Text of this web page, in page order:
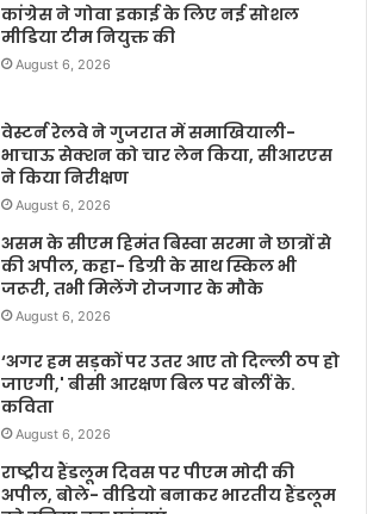
कांग्रेस ने गोवा इकाई के लिए नई सोशल
मीडिया टीम नियुक्त की
August 6, 2026
वेस्टर्न रेलवे ने गुजरात में समाखियाली-
भाचाऊ सेक्शन को चार लेन किया, सीआरएस
ने किया निरीक्षण
August 6, 2026
असम के सीएम हिमंत बिस्वा सरमा ने छात्रों से
की अपील, कहा- डिग्री के साथ स्किल भी
जरूरी, तभी मिलेंगे रोजगार के मौके
August 6, 2026
‘अगर हम सड़कों पर उतर आए तो दिल्ली ठप हो
जाएगी,' बीसी आरक्षण बिल पर बोलीं के.
कविता
August 6, 2026
राष्ट्रीय हैंडलूम दिवस पर पीएम मोदी की
अपील, बोले- वीडियो बनाकर भारतीय हैंडलूम